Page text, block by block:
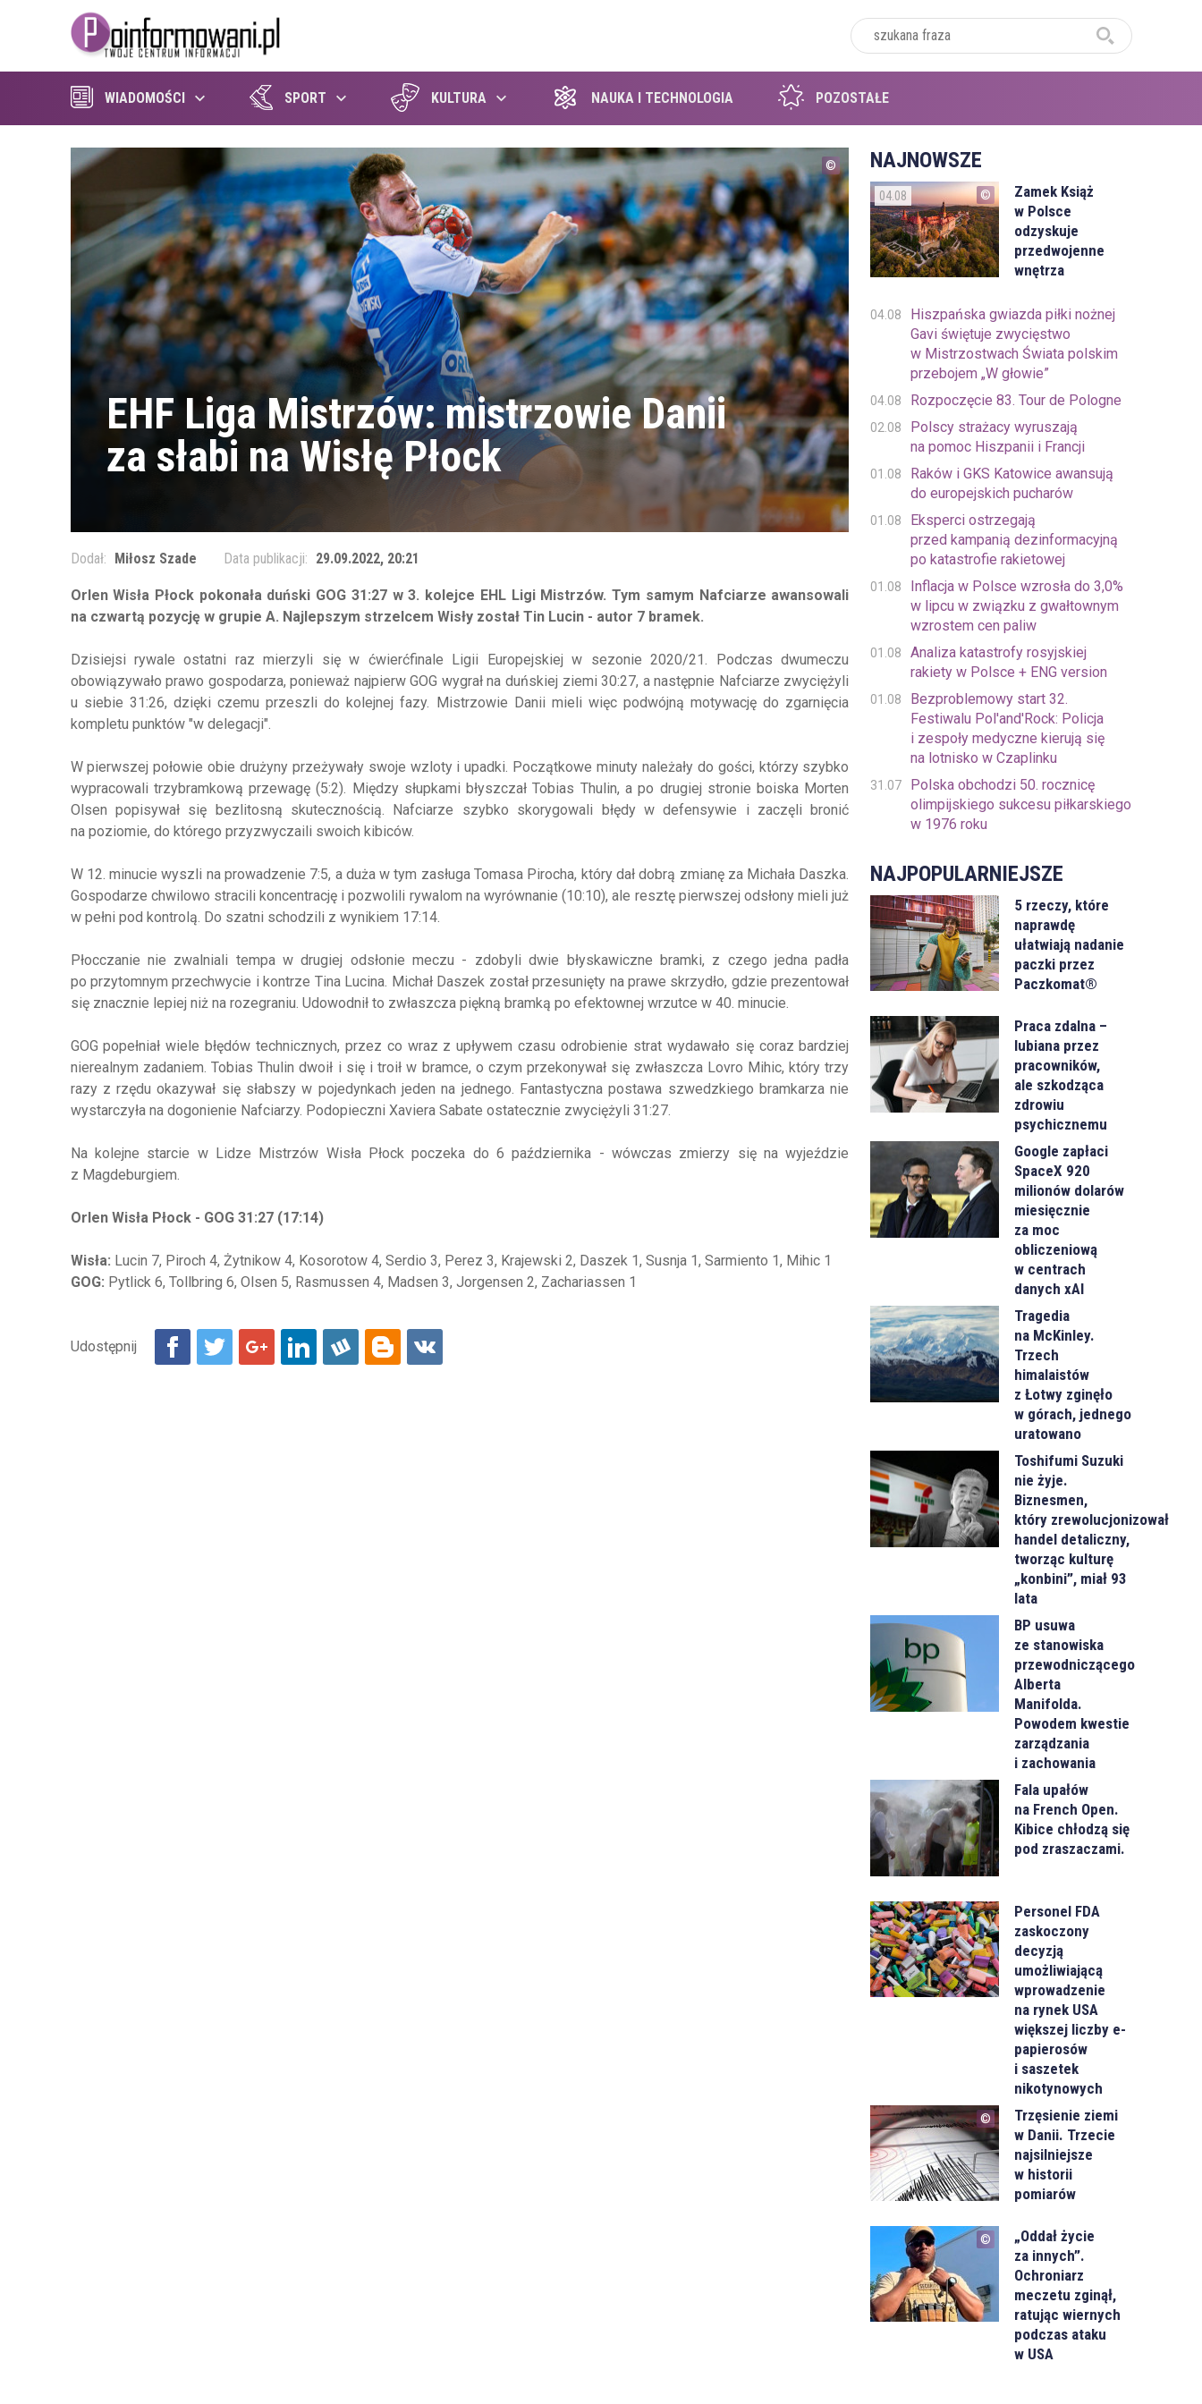
WIADOMOŚCI SPORT KULTURA NAUKA I TECHNOLOGIA POZOSTAŁE
EHF Liga Mistrzów: mistrzowie Danii
za słabi na Wisłę Płock
Dodał: Miłosz Szade Data publikacji: 29.09.2022, 20:21
Orlen Wisła Płock pokonała duński GOG 31:27 w 3. kolejce EHL Ligi Mistrzów. Tym samym Nafciarze awansowali
na czwartą pozycję w grupie A. Najlepszym strzelcem Wisły został Tin Lucin - autor 7 bramek.
Dzisiejsi rywale ostatni raz mierzyli się w ćwierćfinale Ligii Europejskiej w sezonie 2020/21. Podczas dwumeczu
obowiązywało prawo gospodarza, ponieważ najpierw GOG wygrał na duńskiej ziemi 30:27, a następnie Nafciarze zwyciężyli
u siebie 31:26, dzięki czemu przeszli do kolejnej fazy. Mistrzowie Danii mieli więc podwójną motywację do zgarnięcia
kompletu punktów "w delegacji".
W pierwszej połowie obie drużyny przeżywały swoje wzloty i upadki. Początkowe minuty należały do gości, którzy szybko
wypracowali trzybramkową przewagę (5:2). Między słupkami błyszczał Tobias Thulin, a po drugiej stronie boiska Morten
Olsen popisywał się bezlitosną skutecznością. Nafciarze szybko skorygowali błędy w defensywie i zaczęli bronić
na poziomie, do którego przyzwyczaili swoich kibiców.
W 12. minucie wyszli na prowadzenie 7:5, a duża w tym zasługa Tomasa Pirocha, który dał dobrą zmianę za Michała Daszka.
Gospodarze chwilowo stracili koncentrację i pozwolili rywalom na wyrównanie (10:10), ale resztę pierwszej odsłony mieli już
w pełni pod kontrolą. Do szatni schodzili z wynikiem 17:14.
Płocczanie nie zwalniali tempa w drugiej odsłonie meczu - zdobyli dwie błyskawiczne bramki, z czego jedna padła
po przytomnym przechwycie i kontrze Tina Lucina. Michał Daszek został przesunięty na prawe skrzydło, gdzie prezentował
się znacznie lepiej niż na rozegraniu. Udowodnił to zwłaszcza piękną bramką po efektownej wrzutce w 40. minucie.
GOG popełniał wiele błędów technicznych, przez co wraz z upływem czasu odrobienie strat wydawało się coraz bardziej
nierealnym zadaniem. Tobias Thulin dwoił i się i troił w bramce, o czym przekonywał się zwłaszcza Lovro Mihic, który trzy
razy z rzędu okazywał się słabszy w pojedynkach jeden na jednego. Fantastyczna postawa szwedzkiego bramkarza nie
wystarczyła na dogonienie Nafciarzy. Podopieczni Xaviera Sabate ostatecznie zwyciężyli 31:27.
Na kolejne starcie w Lidze Mistrzów Wisła Płock poczeka do 6 października - wówczas zmierzy się na wyjeździe
z Magdeburgiem.
Orlen Wisła Płock - GOG 31:27 (17:14)
Wisła: Lucin 7, Piroch 4, Żytnikow 4, Kosorotow 4, Serdio 3, Perez 3, Krajewski 2, Daszek 1, Susnja 1, Sarmiento 1, Mihic 1
GOG: Pytlick 6, Tollbring 6, Olsen 5, Rasmussen 4, Madsen 3, Jorgensen 2, Zachariassen 1
NAJNOWSZE
04.08
Zamek Książ
w Polsce
odzyskuje
przedwojenne
wnętrza
04.08
Hiszpańska gwiazda piłki nożnej
Gavi świętuje zwycięstwo
w Mistrzostwach Świata polskim
przebojem „W głowie”
04.08 Rozpoczęcie 83. Tour de Pologne
02.08
Polscy strażacy wyruszają
na pomoc Hiszpanii i Francji
01.08
Raków i GKS Katowice awansują
do europejskich pucharów
01.08
Eksperci ostrzegają
przed kampanią dezinformacyjną
po katastrofie rakietowej
01.08
Inflacja w Polsce wzrosła do 3,0%
w lipcu w związku z gwałtownym
wzrostem cen paliw
01.08
Analiza katastrofy rosyjskiej
rakiety w Polsce + ENG version
01.08
Bezproblemowy start 32.
Festiwalu Pol'and'Rock: Policja
i zespoły medyczne kierują się
na lotnisko w Czaplinku
31.07
Polska obchodzi 50. rocznicę
olimpijskiego sukcesu piłkarskiego
w 1976 roku
NAJPOPULARNIEJSZE
5 rzeczy, które
naprawdę
ułatwiają nadanie
paczki przez
Paczkomat®
Praca zdalna –
lubiana przez
pracowników,
ale szkodząca
zdrowiu
psychicznemu
Google zapłaci
SpaceX 920
milionów dolarów
miesięcznie
za moc
obliczeniową
w centrach
danych xAI
Tragedia
na McKinley.
Trzech
himalaistów
z Łotwy zginęło
w górach, jednego
uratowano
Toshifumi Suzuki
nie żyje.
Biznesmen,
który zrewolucjonizował
handel detaliczny,
tworząc kulturę
„konbini”, miał 93
lata
BP usuwa
ze stanowiska
przewodniczącego
Alberta
Manifolda.
Powodem kwestie
zarządzania
i zachowania
Fala upałów
na French Open.
Kibice chłodzą się
pod zraszaczami.
Personel FDA
zaskoczony
decyzją
umożliwiającą
wprowadzenie
na rynek USA
większej liczby e-
papierosów
i saszetek
nikotynowych
Trzęsienie ziemi
w Danii. Trzecie
najsilniejsze
w historii
pomiarów
„Oddał życie
za innych”.
Ochroniarz
meczetu zginął,
ratując wiernych
podczas ataku
w USA